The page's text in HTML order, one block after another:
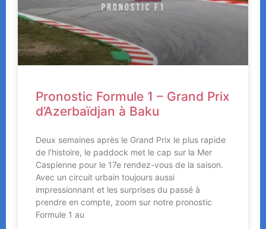
Pronostic Formule 1 – Grand Prix
d’Azerbaïdjan à Baku
Deux semaines après le Grand Prix le plus rapide
de l’histoire, le paddock met le cap sur la Mer
Caspienne pour le 17e rendez-vous de la saison.
Avec un circuit urbain toujours aussi
impressionnant et les surprises du passé à
prendre en compte, zoom sur notre pronostic
Formule 1 au